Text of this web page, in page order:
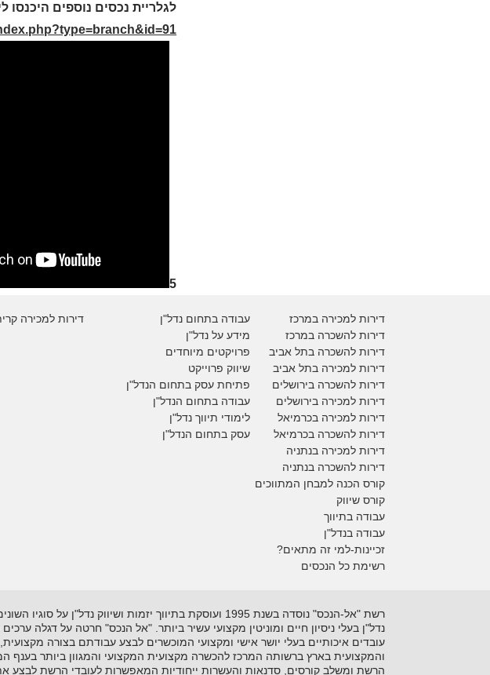
לגלריית נכסים נוספים היכנסו
5
דירות למכירה
דירות למכירה במרכז
דירות להשכרה במרכז
דירות להשכרה בתל אביב
דירות למכירה בתל אביב
דירות להשכרה בירושלים
דירות למכירה בירושלים
דירות למכירהבכרמיאל
דירות להשכרהבכרמיאל
דירות למכירה בנתניה
דירות להשכרה בנתניה
קורס הכנה למבחן המתווכים
קורס שיווק
עבודה בתיווך
עבודה בנדל"ן
זכיינות-למי זה מתאים?
עבודה בתחום נדל"ן
מידע על נדל"ן
פרויקטים מיוחדים
שיווק פרוייקט
פתיחת עסק בתחום הנדל"ן
עבודה בתחום הנדל"ן
לימודי תיווך נדל"ן
עסק בתחום הנדל"ן
רשימת כל הנכסים
נדל"ן בעלי ניסיון חיים ומוניטין מקצועי עשיר ביותר. "אל הנכס" חרטה על דגלה
עובדים איכותיים בעלי יושר אישי ומקצועי המוכשרים לבצע עבודתם בצורה
והמקצועית בארץ ברשותה המרכז להכשרה מקצועית המקצועי והמגוון ביותר בענף
הרשת ומשלב קורסים, סדנאות והעשרות ייחודיות המאפשרות לעובדי הרשת לבצע